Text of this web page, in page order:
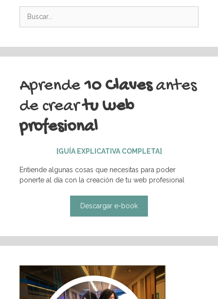
Aprende10 Clavesantes
de creartu web
profesional
[GUÍA EXPLICATIVA COMPLETA]
Entiende algunas cosas que necesitas para poder
ponerte al día con la creación de tu web profesional
Descargar e-book